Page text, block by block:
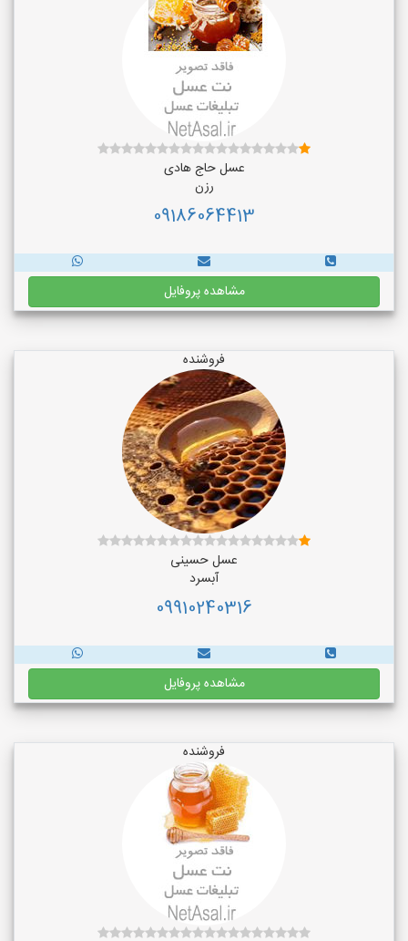
عسل حاج هادی
رزن
09186064413
مشاهده پروفایل
فروشنده
عسل حسینی
آبسرد
09910240316
مشاهده پروفایل
فروشنده